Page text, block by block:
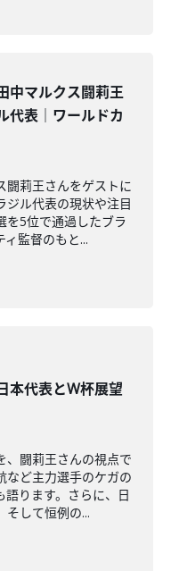
中マルクス闘莉王
代表｜ワールドカ
闘莉王さんをゲストに
ジル代表の現状や注目
を5位で通過したブラ
監督のもと...
本代表とW杯展望
、闘莉王さんの視点で
など主力選手のケガの
ります。さらに、日
そして恒例の...